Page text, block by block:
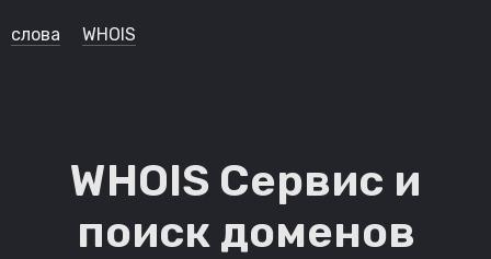
слова WHOIS
WHOIS Сервис и
поиск доменов